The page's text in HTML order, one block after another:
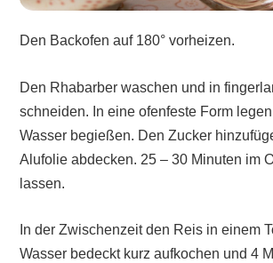
Den Backofen auf 180° vorheizen.
Den Rhabarber waschen und in
schneiden. In eine ofenfeste Form
Wasser begießen. Den Zucker
Alufolie abdecken. 25 – 30 Minuten im
lassen.
In der Zwischenzeit den Reis in einem
Wasser bedeckt kurz aufkochen und 4